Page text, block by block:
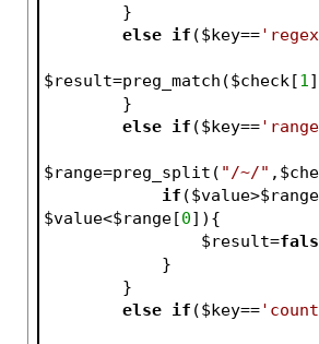
        }
else if ($key==
$result=preg_match($check[1
        }
else if ($key==
$range=preg_split( "/~/" ,
if ($value>$range
$value<$range[0]){
$result=
            }
        }
else if ($key==